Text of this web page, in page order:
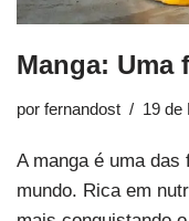
Manga: Uma
por fernandost 19 de
A manga é uma
mundo. Rica em